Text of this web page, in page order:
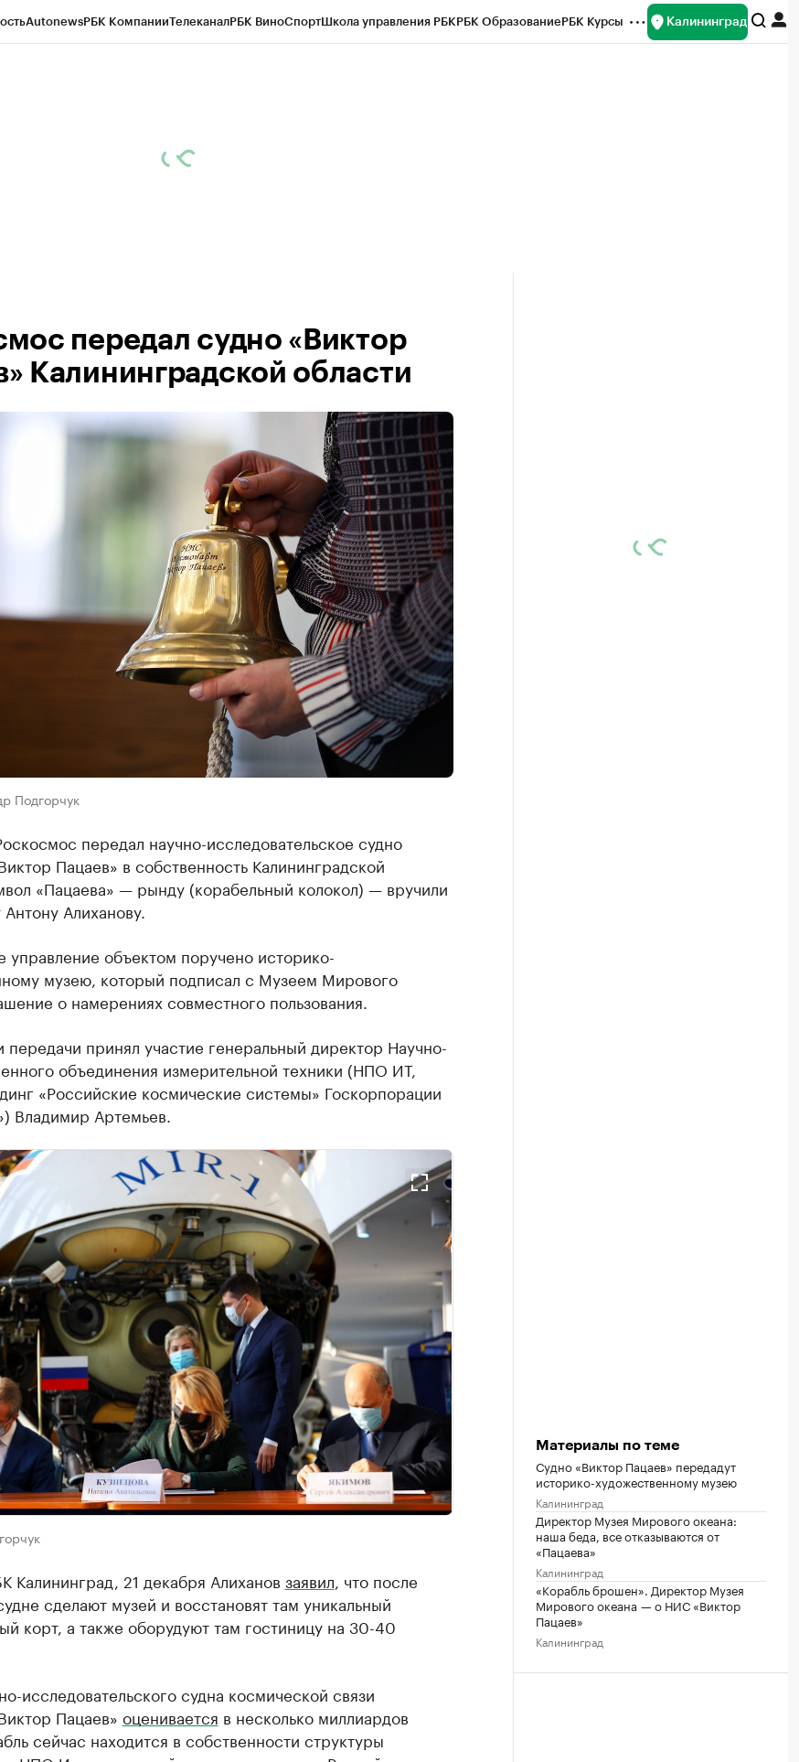
AutonewsРБК КомпанииТелеканалРБК ВиноСпортШкола управления РБКРБК ОбразованиеРБК Курсы Калининград
передал судно «Виктор
Калининградской области
Подгорчук
передал научно-исследовательское судно
Пацаев» в собственность Калининградской
«Пацаева» — рынду (корабельный колокол) — вручили
Алиханову.
управление объектом поручено историко-
музею, который подписал с Музеем Мирового
о намерениях совместного пользования.
принял участие генеральный директор Научно-
объединения измерительной техники (НПО ИТ,
«Российские космические системы» Госкорпорации
Владимир Артемьев.
Калининград, 21 декабря Алиханов заявил , что после
сделают музей и восстановят там уникальный
корт, а также оборудуют там гостиницу на 30-40
исследовательского судна космической связи
Пацаев» оценивается в несколько миллиардов
сейчас находится в собственности структуры
Материалы по теме
Судно «Виктор Пацаев» передадут
историко-художественному музею
Калининград
Директор Музея Мирового океана:
наша беда, все отказываются от
«Пацаева»
Калининград
«Корабль брошен». Директор Музея
Мирового океана — о НИС «Виктор
Пацаев»
Калининград